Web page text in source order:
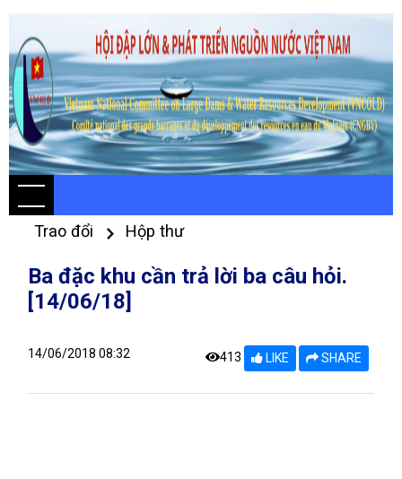
Trao đổi Hộp thư
Ba đặc khu cần trả lời ba câu hỏi.
[14/06/18]
14/06/2018 08:32 413 LIKE SHARE